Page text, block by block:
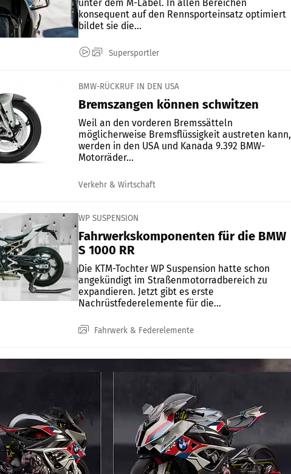
unter dem M-Label. In allen Bereichen
konsequent auf den Rennsporteinsatz optimiert
bildet sie die...
Supersportler
BMW-RÜCKRUF IN DEN USA
Bremszangen können schwitzen
Weil an den vorderen Bremssätteln
möglicherweise Bremsflüssigkeit austreten kann,
werden in den USA und Kanada 9.392 BMW-
Motorräder...
Verkehr & Wirtschaft
WP SUSPENSION
Fahrwerkskomponenten für die BMW
S 1000 RR
Die KTM-Tochter WP Suspension hatte schon
angekündigt im Straßenmotorradbereich zu
expandieren. Jetzt gibt es erste
Nachrüstfederelemente für die...
Fahrwerk & Federelemente